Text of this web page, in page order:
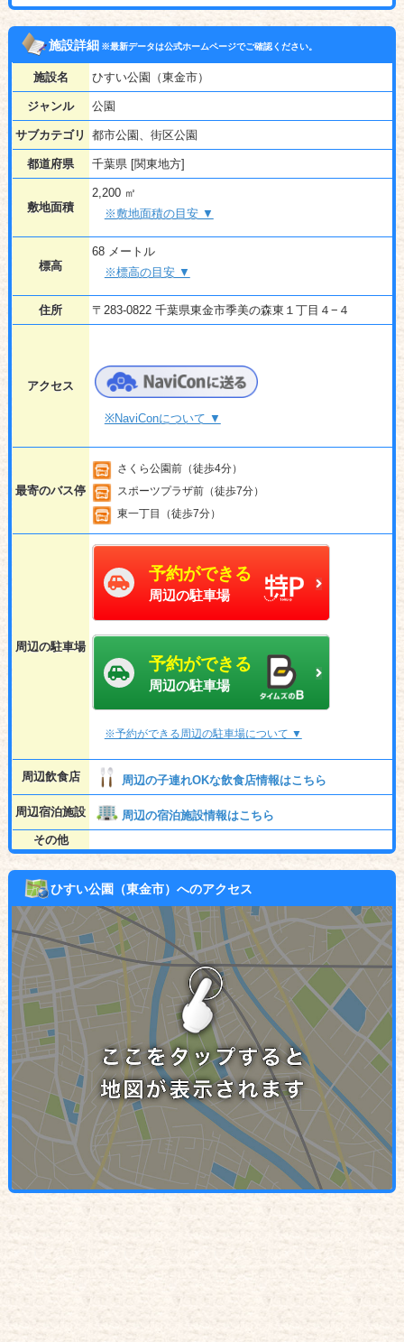
施設詳細※最新データは公式ホームページでご確認ください。
施設名 ひすい公園（東金市）
ジャンル 公園
サブカテゴリ 都市公園、街区公園
都道府県 千葉県 [関東地方]
敷地面積
2,200 ㎡
※敷地面積の目安 ▼
標高
68 メートル
※標高の目安 ▼
住所 〒283-0822 千葉県東金市季美の森東１丁目４−４
アクセス
※NaviConについて ▼
最寄のバス停
さくら公園前（徒歩4分）
スポーツプラザ前（徒歩7分）
東一丁目（徒歩7分）
周辺の駐車場
予約ができる
周辺の駐車場
予約ができる
周辺の駐車場
※予約ができる周辺の駐車場について ▼
周辺飲食店 周辺の子連れOKな飲食店情報はこちら
周辺宿泊施設
周辺の宿泊施設情報はこちら
その他
ひすい公園（東金市）へのアクセス